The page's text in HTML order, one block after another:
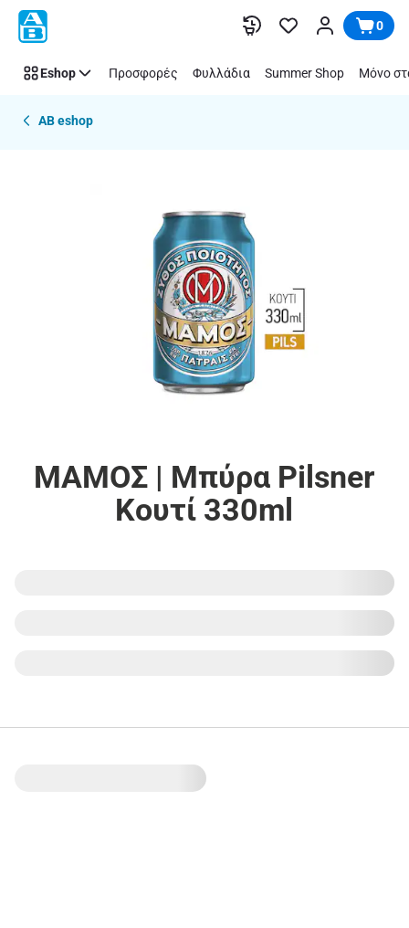
Παράλειψη 0
Eshop Προσφορές Φυλλάδια Summer Shop Μόνο
AB eshop
ΜΑΜΟΣ | Μπύρα Pilsner
Κουτί 330ml